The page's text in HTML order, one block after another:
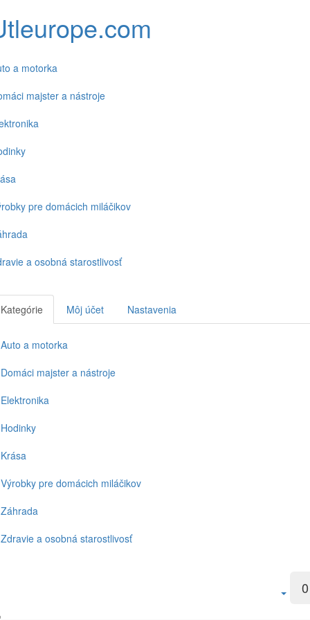
a motorka
majster a nástroje
pre domácich miláčikov
a osobná starostlivosť
Kategórie Môj účet Nastavenia
Auto a motorka
Domáci majster a nástroje
Elektronika
Hodinky
Krása
Výrobky pre domácich miláčikov
Záhrada
Zdravie a osobná starostlivosť
0